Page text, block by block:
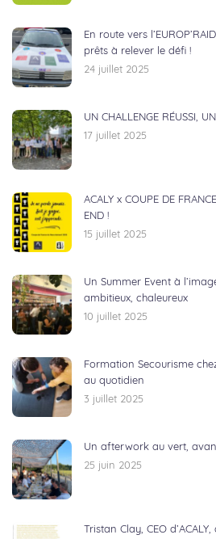
En route vers
prêts à relever le défi !
24 juillet 2025
UN CHALLENGE RÉUSSI,
17 juillet 2025
ACALY x COUPE DE
END !
15 juillet 2025
Un Summer Event à
ambitieux, chaleureux
10 juillet 2025
Formation Secourisme
au quotidien
3 juillet 2025
Un afterwork au vert,
25 juin 2025
Tristan Clay, CEO